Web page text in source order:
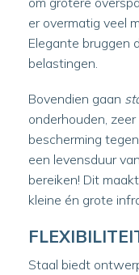
er overmatig veel
Elegante bruggen
belastingen.
Bovendien gaan
onderhouden,
bescherming
een levensduur
bereiken! Dit
kleine én grote
Staal biedt